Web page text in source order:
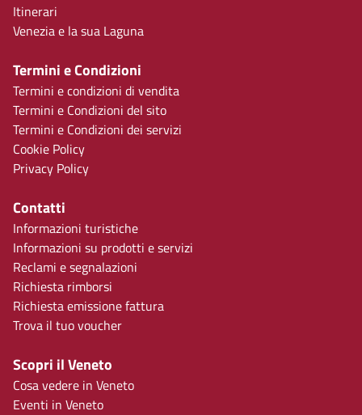
Itinerari
Venezia e la sua Laguna
Termini e Condizioni
Termini e condizioni di vendita
Termini e Condizioni del sito
Termini e Condizioni dei servizi
Cookie Policy
Privacy Policy
Contatti
Informazioni turistiche
Informazioni su prodotti e servizi
Reclami e segnalazioni
Richiesta rimborsi
Richiesta emissione fattura
Trova il tuo voucher
Scopri il Veneto
Cosa vedere in Veneto
Eventi in Veneto